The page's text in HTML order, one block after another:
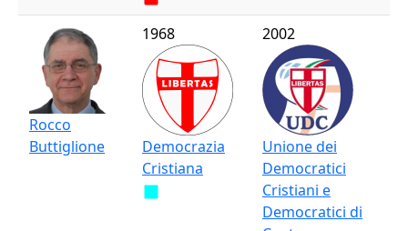
Rocco
Buttiglione
1968
Democrazia
Cristiana
2002
Unione dei
Democratici
Cristiani e
Democratici di